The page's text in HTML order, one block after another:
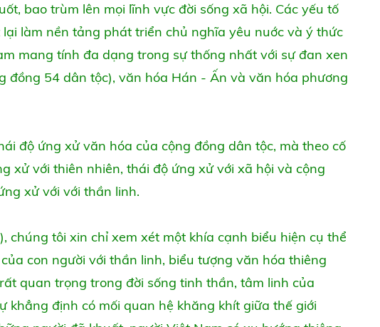
bao trùm lên mọi lĩnh vực đời sống xã hội. Các yếu tố
làm nền tảng phát triển chủ nghĩa yêu nuớc và ý thức
mang tính đa dạng trong sự thống nhất với sự đan xen
đồng 54 dân tộc), văn hóa Hán - Ấn và văn hóa phương
độ ứng xử văn hóa của cộng đồng dân tộc, mà theo cố
xử với thiên nhiên, thái độ ứng xử với xã hội và cộng
xử với với thần linh.
chúng tôi xin chỉ xem xét một khía cạnh biểu hiện cụ thể
con người với thần linh, biểu tượng văn hóa thiêng
quan trọng trong đời sống tinh thần, tâm linh của
khẳng định có mối quan hệ khăng khít giữa thế giới